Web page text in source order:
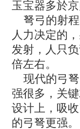
玉宝器多於
弩弓的射程
人力决定的
发射，人只
倍左右。
现代的弓弩
强很多，关
设计上，吸
的弓弩更强。